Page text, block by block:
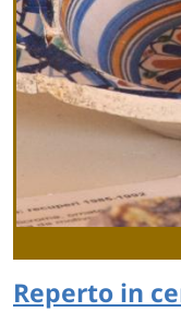
Reperto in